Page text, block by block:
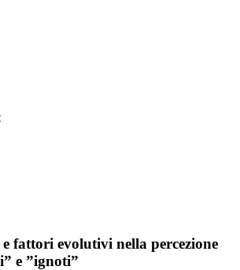
fattori evolutivi nella percezione
e ”ignoti”